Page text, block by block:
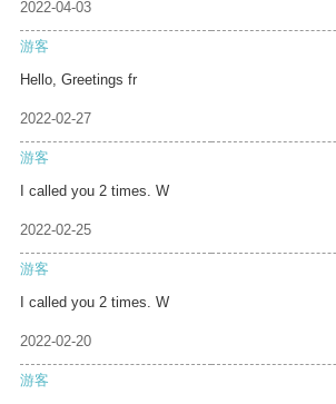
2022-04-03
游客
Hello, Greetings fr
2022-02-27
游客
I called you 2 times. W
2022-02-25
游客
I called you 2 times. W
2022-02-20
游客